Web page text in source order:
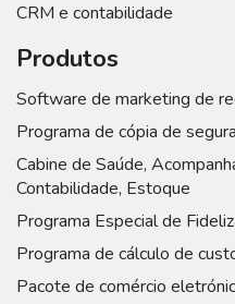
CRM e contabilidade
Produtos
Software de marketing de
Programa de cópia de
Cabine de Saúde,
Contabilidade, Estoque
Programa Especial de
Programa de cálculo de
Pacote de comércio